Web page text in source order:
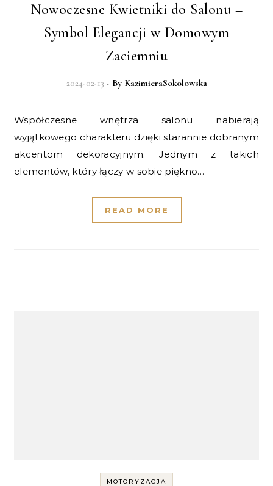
Nowoczesne Kwietniki do Salonu –
Symbol Elegancji w Domowym
Zaciemniu
2024-02-13 - By KazimieraSokolowska
Współczesne wnętrza salonu nabierają
wyjątkowego charakteru dzięki starannie dobranym
akcentom dekoracyjnym. Jednym z takich
elementów, który łączy w sobie piękno…
READ MORE
MOTORYZACJA